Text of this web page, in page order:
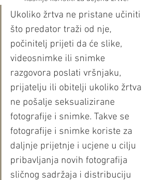
Ukoliko žrtva ne pristane učiniti
što predator traži od nje,
počinitelj prijeti da će slike,
videosnimke ili snimke
razgovora poslati vršnjaku,
prijatelju ili obitelji ukoliko žrtva
ne pošalje seksualizirane
fotografije i snimke. Takve se
fotografije i snimke koriste za
daljnje prijetnje i ucjene u cilju
pribavljanja novih fotografija
sličnog sadržaja i distribuciju